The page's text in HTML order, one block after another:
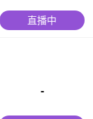
直播中
-